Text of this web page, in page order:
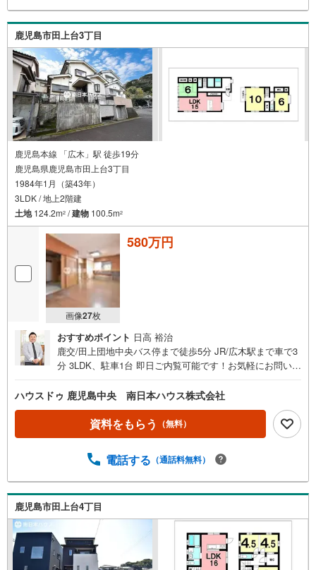
ウスなら購入からリフォーム工事までワンストップでご提
供できお客様へのご負担が少なくすみます お見積り無料 他
にもご覧になりたい物件があれば、遠慮なくお申し付けく
ださい 店頭で住宅ローンのご相談、資金計画、お申込みが
可能です 売却のご相談・査定も無料で受付中 お家のことな
らハウスドゥ鹿児島中央の南日本ハウスにお任せ下さい！
鹿児島市田上台3丁目
鹿児島本線 「広木」駅 徒歩19分
鹿児島県鹿児島市田上台3丁目
1984年1月（築43年）
3LDK / 地上2階建
土地124.2m2 /建物 100.5m2
画像27枚
580万円
おすすめポイント 日高 裕治
鹿交/田上団地中央バス停まで徒歩5分 JR/広木駅まで車で3
分 3LDK、駐車1台 即日ご内覧可能です！お気軽にお問い合
分・たがみ台保育園まで徒歩9分・コープかごしま田上店ま
で徒歩9分・広木簡易郵便局まで徒歩9分・TSUTAYA田上店
まで徒歩11分・ローソン田上広木店まで徒歩12分・広木小
学校まで徒歩16分・紫原中学校まで徒歩21分【物件見学】
隣の資料をお持ちいたします 【住宅ローンについて】■住
計画、お申込みが可能です 【中古×リフォーム】■購入から
リフォームまでワンストップでご提供できます ■中古物件
購入＋リフォーム費用もまとめてお見積り！【お住み替
え】■売却活動なしで最短で、現金買取り致します■売却の
ご相談・査定も無料で受付中です お家のことならハウスド
ゥ鹿児島中央・南日本ハウスにお任せ下さい！
ハウスドゥ 鹿児島中央 南日本ハウス株式会社
資料をもらう （無料）
電話する （通話料無料）
鹿児島市田上台4丁目